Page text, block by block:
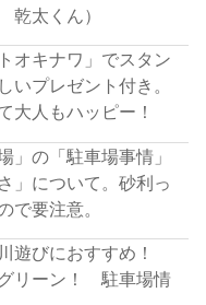
太くん）
オキナワ」でスタン
いプレゼント付き。
大人もハッピー！
」の「駐車場事情」
」について。砂利っ
で要注意。
遊びにおすすめ！
リーン！ 駐車場情